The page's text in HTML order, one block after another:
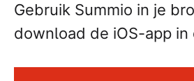
Gebruik Summio in je
download de iOS-app in